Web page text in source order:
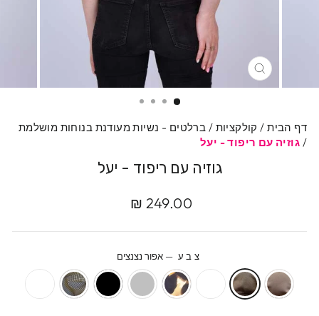
סגרי
דף הבית / קולקציות / ברלטים - נשיות מעודנת בנוחות מושלמת
/ גוזיה עם ריפוד - יעל
גוזיה עם ריפוד - יעל
מחיר
249.00 ₪
צבע—אפור נצנצים